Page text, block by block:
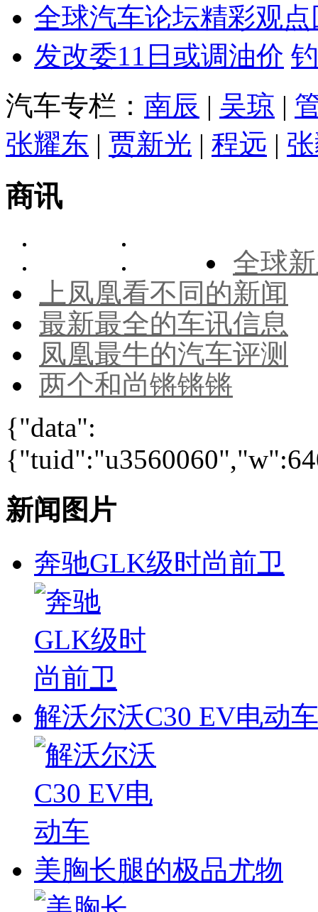
全球汽车论坛精彩观点
发改委11日或调油价
汽车专栏： 南辰 | 吴琼 |
张耀东 | 贾新光 | 程远 |
商讯
全球
上凤凰看不同的新闻
最新最全的车讯信息
凤凰最牛的汽车评测
两个和尚锵锵锵
{"data":
新闻图片
奔驰GLK级时尚前卫
解沃尔沃C30 EV电动车
美胸长腿的极品尤物